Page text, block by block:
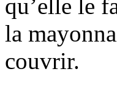
qu’elle le
la
couvrir.